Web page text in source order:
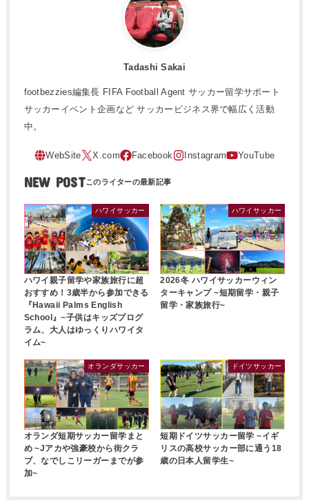
Tadashi Sakai
footbezzies編集長 FIFA Football Agent サッカー留学サポート
サッカーイベント企画など サッカービジネス界で幅広く活動
中。
NEW POST
ハワイサッカー
ハワイ親子留学や家族旅行に超
おすすめ！3歳半から参加できる
『Hawaii Palms English
School』~子供はキッズプログ
ラム、大人はゆっくりハワイタ
イム~
ハワイサッカー
2026冬 ハワイサッカーウィン
ターキャンプ ~短期留学・親子
留学・家族旅行~
オランダサッカー
オランダ短期サッカー留学まと
め ~Jアカや強豪校から街クラ
ブ、なでしこリーガーまでが参
加~
ドイツサッカー
短期ドイツサッカー留学 ~イギ
リスの高校サッカー部に通う18
歳の日本人留学生~